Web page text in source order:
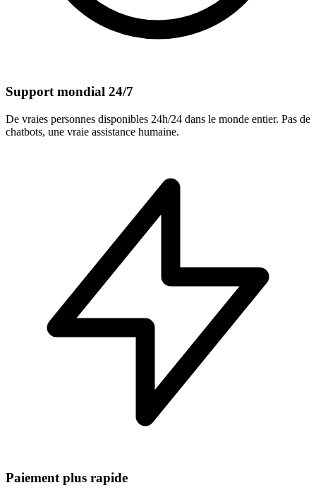
Support mondial 24/7
De vraies personnes disponibles 24h/24 dans le monde entier. Pas de
chatbots, une vraie assistance humaine.
Paiement plus rapide